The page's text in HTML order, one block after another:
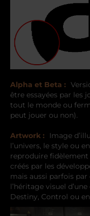
Alpha et Beta :
être essayées par les
tout le monde ou
peut jouer ou non).
Artwork :
Image
l’univers, le style ou
reproduire fidèlement
créés par les
mais aussi parfois
l’héritage visuel
Destiny, Control ou